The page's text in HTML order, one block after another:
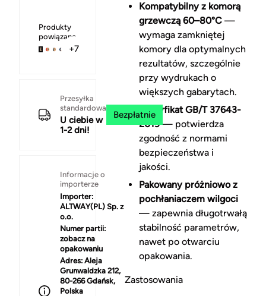
Produkty
powiązane
+7
Przesyłka
standardowa
U ciebie w
1-2 dni!
Bezpłatnie
Informacje o
importerze
Importer:
ALTWAY(PL) Sp. z
o.o.
Numer partii:
zobacz na
opakowaniu
Adres: Aleja
Grunwaldzka 212,
80-266 Gdańsk,
Polska
Kompatybilny z komorą
grzewczą 60–80°C—
wymaga zamkniętej
komory dla optymalnych
rezultatów, szczególnie
przy wydrukach o
większych gabarytach.
Certyfikat GB/T 37643-
2019— potwierdza
zgodność z normami
bezpieczeństwa i
jakości.
Pakowany próżniowo z
pochłaniaczem wilgoci
— zapewnia długotrwałą
stabilność parametrów,
nawet po otwarciu
opakowania.
Zastosowania